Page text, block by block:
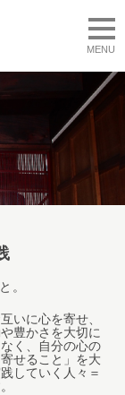
MENU
。
いに心を寄せ、
豊かさを大切に
く、自分の心の
せること」を大
していく人々＝